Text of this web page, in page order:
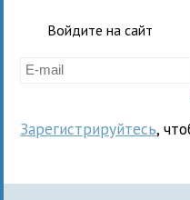
Войдите на сайт
Зарегистрируйтесь,